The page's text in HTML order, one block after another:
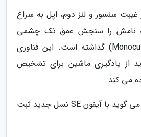
غیبت سنسور و لنز دوم، اپل به سراغ
که نامش را سنجش عمق تک چشمی
(Monocular Depth Sensing) گذاشته است. این فناوری
از یادگیری ماشین برای تشخیص
می کند.
نمونه تصویری که اپل می گوید با آیفون SE نسل جدید ثبت